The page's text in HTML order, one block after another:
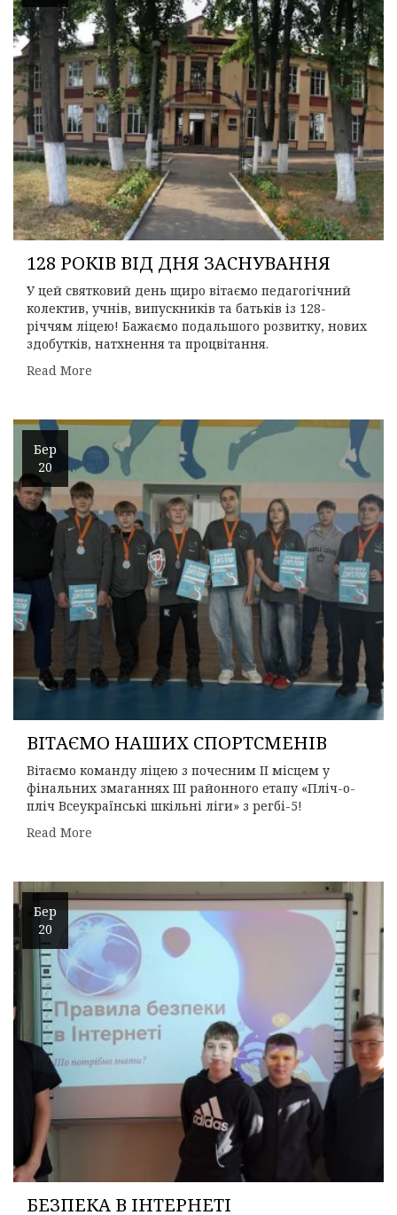
128 РОКІВ ВІД ДНЯ ЗАСНУВАННЯ
У цей святковий день щиро вітаємо педагогічний
колектив, учнів, випускників та батьків із 128-
річчям ліцею! Бажаємо подальшого розвитку, нових
здобутків, натхнення та процвітання.
Read More
Бер
20
ВІТАЄМО НАШИХ СПОРТСМЕНІВ
Вітаємо команду ліцею з почесним ІІ місцем у
фінальних змаганнях ІІІ районного етапу «Пліч-о-
пліч Всеукраїнські шкільні ліги» з регбі-5!
Read More
Бер
20
БЕЗПЕКА В ІНТЕРНЕТІ